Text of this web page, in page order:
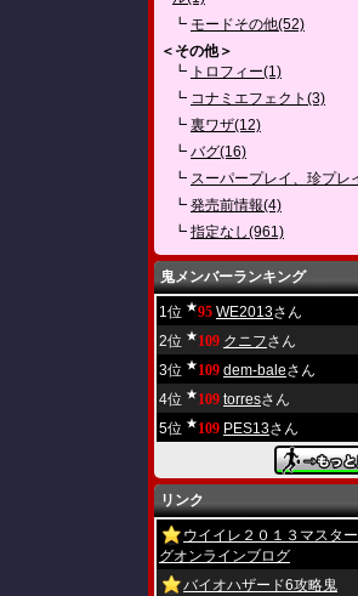
┗ モードその他(52)
＜その他＞
┗ トロフィー(1)
┗ コナミエフェクト(3)
┗ 裏ワザ(12)
┗ バグ(16)
┗ スーパープレイ、珍プレ
┗ 発売前情報(4)
┗ 指定なし(961)
鬼メンバーランキング
1位 ★95 WE2013さん
2位 ★109 クニフさん
3位 ★109 dem-baleさん
4位 ★109 torresさん
5位 ★109 PES13さん
リンク
ウイイレ２０１３マスタ
グオンラインブログ
バイオハザード6攻略鬼